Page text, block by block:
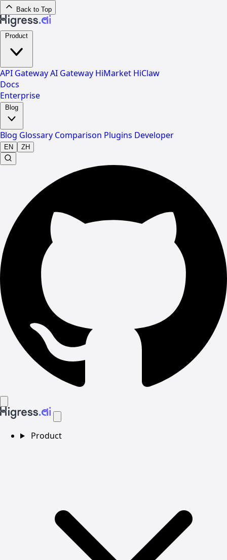
Back to Top
API GatewayAI Gateway HiMarket HiClaw
Docs
Enterprise
Blog Glossary Comparison Plugins Developer
EN ZH
Product